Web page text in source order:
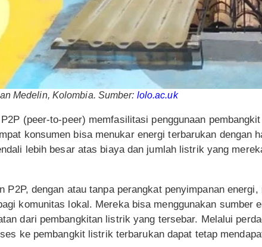
Medelin, Kolombia. Sumber: lolo.ac.uk
(peer-to-peer) memfasilitasi penggunaan
konsumen bisa menukar energi terbarukan dengan
lebih besar atas biaya dan jumlah listrik yang
P2P, dengan atau tanpa perangkat penyimpanan
komunitas lokal. Mereka bisa menggunakan sumber
dari pembangkitan listrik yang tersebar. Melalui
ke pembangkit listrik terbarukan dapat tetap